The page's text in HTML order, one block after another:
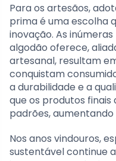
Para os artesãos,
prima é uma escolha
inovação. As
algodão oferece,
artesanal, resultam
conquistam
a durabilidade e a
que os produtos
padrões,
Nos anos vindouros,
sustentável continue